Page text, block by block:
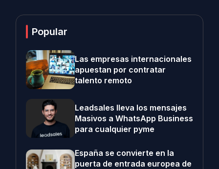
Popular
Las empresas internacionales
apuestan por contratar
talento remoto
Leadsales lleva los mensajes
Masivos a WhatsApp Business
para cualquier pyme
España se convierte en la
puerta de entrada europea de